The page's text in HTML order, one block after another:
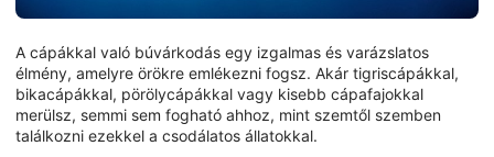
A cápákkal való búvárkodás egy izgalmas és varázslatos
élmény, amelyre örökre emlékezni fogsz. Akár tigriscápákkal,
bikacápákkal, pörölycápákkal vagy kisebb cápafajokkal
merülsz, semmi sem fogható ahhoz, mint szemtől szemben
találkozni ezekkel a csodálatos állatokkal.